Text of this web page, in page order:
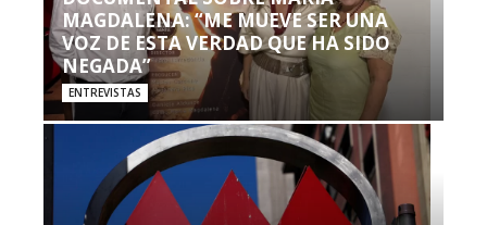
MAGDALENA: “ME MUEVE SER UNA
VOZ DE ESTA VERDAD QUE HA SIDO
NEGADA”
ENTREVISTAS